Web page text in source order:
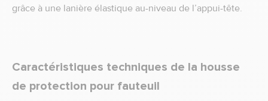
grâce à une lanière élastique au-niveau de l’appui-tête.
Caractéristiques techniques de la housse
de protection pour fauteuil